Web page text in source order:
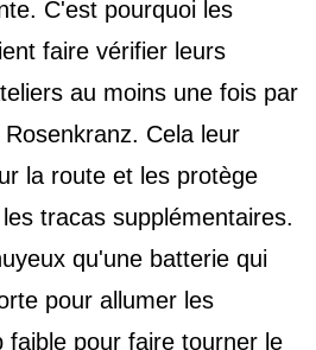
C'est pourquoi les
faire vérifier leurs
au moins une fois par
Cela leur
la route et les protège
tracas supplémentaires.
qu'une batterie qui
pour allumer les
faible pour faire tourner le